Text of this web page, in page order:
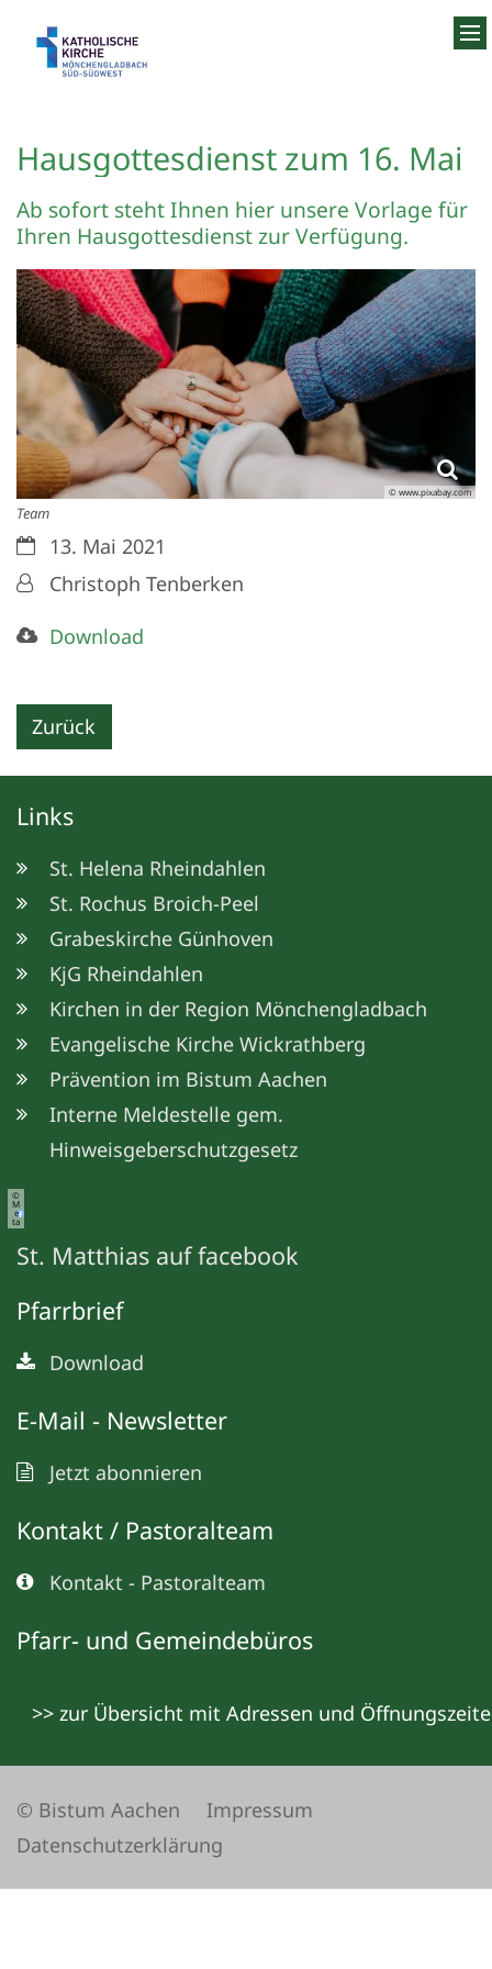
Hausgottesdienst zum 16. Mai
Ab sofort steht Ihnen hier unsere Vorlage für
Ihren Hausgottesdienst zur Verfügung.
© www.pixabay.com
Team
Datum:13. Mai 2021
Von:Christoph Tenberken
Download
Zurück
Links
St. Helena Rheindahlen
St. Rochus Broich-Peel
Grabeskirche Günhoven
KjG Rheindahlen
Kirchen in der Region Mönchengladbach
Evangelische Kirche Wickrathberg
Prävention im Bistum Aachen
Interne Meldestelle gem.
Hinweisgeberschutzgesetz
©
M
e
ta
St. Matthias auf facebook
Pfarrbrief
Download
E-Mail - Newsletter
Jetzt abonnieren
Kontakt / Pastoralteam
Kontakt - Pastoralteam
Pfarr- und Gemeindebüros
>> zur Übersicht mit Adressen und
© Bistum Aachen
Impressum
Datenschutzerklärung